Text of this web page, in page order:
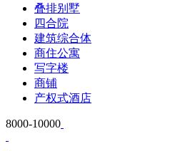
叠排别墅
四合院
建筑综合体
商住公寓
写字楼
商铺
产权式酒店
8000-10000